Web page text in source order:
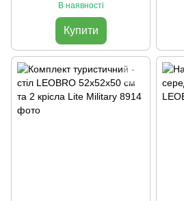
В наявності
Купити